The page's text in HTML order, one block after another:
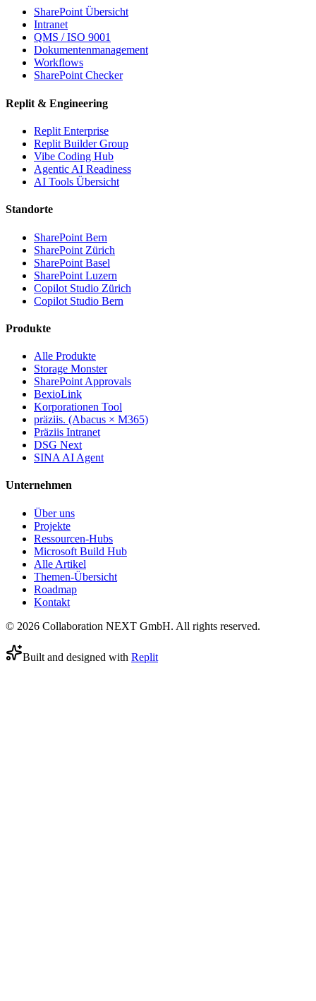
SharePoint Übersicht
Intranet
QMS / ISO 9001
Dokumentenmanagement
Workflows
SharePoint Checker
Replit & Engineering
Replit Enterprise
Replit Builder Group
Vibe Coding Hub
Agentic AI Readiness
AI Tools Übersicht
Standorte
SharePoint Bern
SharePoint Zürich
SharePoint Basel
SharePoint Luzern
Copilot Studio Zürich
Copilot Studio Bern
Produkte
Alle Produkte
Storage Monster
SharePoint Approvals
BexioLink
Korporationen Tool
präziis. (Abacus × M365)
Präziis Intranet
DSG Next
SINA AI Agent
Unternehmen
Über uns
Projekte
Ressourcen-Hubs
Microsoft Build Hub
Alle Artikel
Themen-Übersicht
Roadmap
Kontakt
© 2026 Collaboration NEXT GmbH. All rights reserved.
Built and designed with Replit